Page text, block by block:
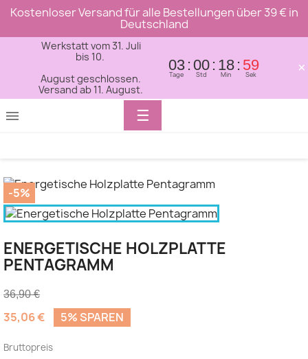
Kostenloser Versand für alle Bestellungen über 39 € in
Deutschland
Werkstatt vom 31. Juli
bis 10.
August geschlossen.
Versand ab 11. August.
03
Tage
00
Std
18
Min
59
Sek ×
 Toggle
navigation
☰
-5%
ENERGETISCHE HOLZPLATTE
PENTAGRAMM
36,90 €
35,06 € 5% SPAREN
Bruttopreis